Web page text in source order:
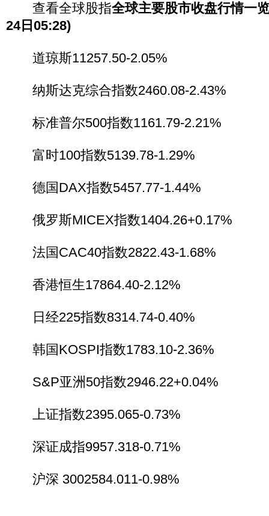
查看全球股指全球主要股市收盘行情一
24日05:28)
道琼斯11257.50-2.05%
纳斯达克综合指数2460.08-2.43%
标准普尔500指数1161.79-2.21%
富时100指数5139.78-1.29%
德国DAX指数5457.77-1.44%
俄罗斯MICEX指数1404.26+0.17%
法国CAC40指数2822.43-1.68%
香港恒生17864.40-2.12%
日经225指数8314.74-0.40%
韩国KOSPI指数1783.10-2.36%
S&P亚洲50指数2946.22+0.04%
上证指数2395.065-0.73%
深证成指9957.318-0.71%
沪深 3002584.011-0.98%